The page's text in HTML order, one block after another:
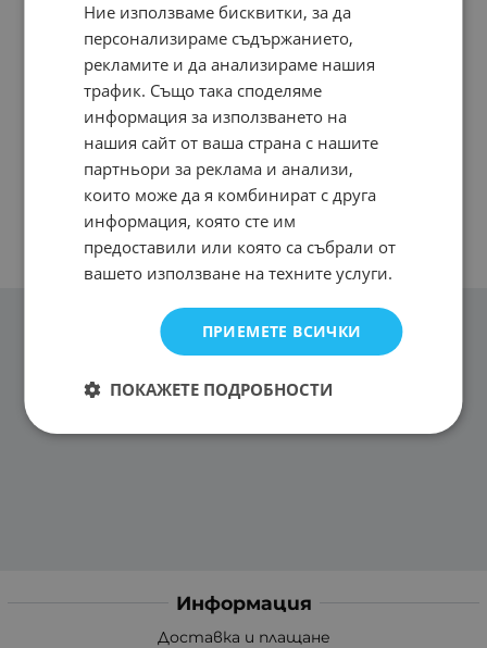
Информация
Доставка и плащане
Ние използваме бисквитки, за да
персонализираме съдържанието,
рекламите и да анализираме нашия
трафик. Също така споделяме
информация за използването на
нашия сайт от ваша страна с нашите
партньори за реклама и анализи,
които може да я комбинират с друга
информация, която сте им
предоставили или която са събрали от
вашето използване на техните услуги.
ПРИЕМЕТЕ ВСИЧКИ
ПОКАЖЕТЕ ПОДРОБНОСТИ